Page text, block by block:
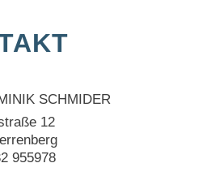
SCHMIDER
12
955978